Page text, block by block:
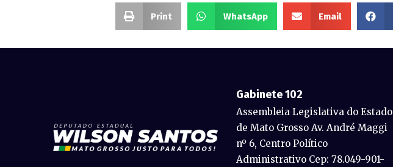
Print WhatsApp Email
Gabinete 102
Assembleia Legislativa do Estado
de Mato Grosso Av. André Maggi
nº 6, Centro Político
Administrativo Cep: 78.049-901-